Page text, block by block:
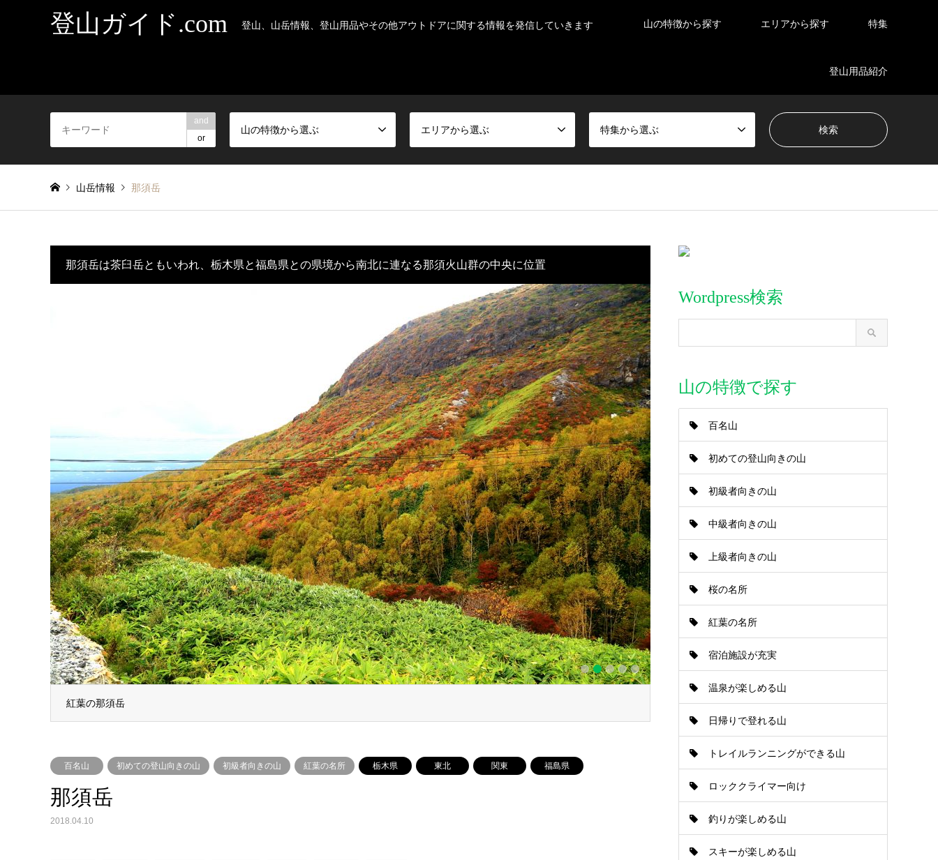
登山ガイド.com 登山、山岳情報、登山用品やその他アウトドアに関する情報を発信していきます 山の特徴から探す エリアから探す 特集
登山用品紹介
and
or
山の特徴から選ぶ エリアから選ぶ 特集から選ぶ
山岳情報 那須岳
那須岳は茶臼岳ともいわれ、栃木県と福島県との県境から南北に連なる那須火山群の中央に位置
紅葉の那須岳
紅葉の那須岳
1 2 3 4 5
百名山 初めての登山向きの山 初級者向きの山 紅葉の名所 栃木県 東北 関東 福島県
那須岳
2018.04.10
Wordpress検索
山の特徴で探す
百名山
初めての登山向きの山
初級者向きの山
中級者向きの山
上級者向きの山
桜の名所
紅葉の名所
宿泊施設が充実
温泉が楽しめる山
日帰りで登れる山
トレイルランニングができる山
ロッククライマー向け
釣りが楽しめる山
スキーが楽しめる山